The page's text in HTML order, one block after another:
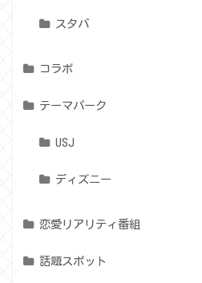
スタバ
コラボ
テーマパーク
USJ
ディズニー
恋愛リアリティ番組
話題スポット